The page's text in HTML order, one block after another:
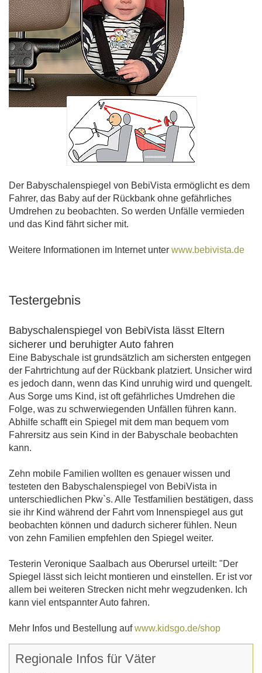
Der Babyschalenspiegel von BebiVista ermöglicht es dem
Fahrer, das Baby auf der Rückbank ohne gefährliches
Umdrehen zu beobachten. So werden Unfälle vermieden
und das Kind fährt sicher mit.
Weitere Informationen im Internet unter www.bebivista.de
Testergebnis
Babyschalenspiegel von BebiVista lässt Eltern
sicherer und beruhigter Auto fahren
Eine Babyschale ist grundsätzlich am sichersten entgegen
der Fahrtrichtung auf der Rückbank platziert. Unsicher wird
es jedoch dann, wenn das Kind unruhig wird und quengelt.
Aus Sorge ums Kind, ist oft gefährliches Umdrehen die
Folge, was zu schwerwiegenden Unfällen führen kann.
Abhilfe schafft ein Spiegel mit dem man bequem vom
Fahrersitz aus sein Kind in der Babyschale beobachten
kann.
Zehn mobile Familien wollten es genauer wissen und
testeten den Babyschalenspiegel von BebiVista in
unterschiedlichen Pkw`s. Alle Testfamilien bestätigen, dass
sie ihr Kind während der Fahrt vom Innenspiegel aus gut
beobachten können und dadurch sicherer fühlen. Neun
von zehn Familien empfehlen den Spiegel weiter.
Testerin Veronique Saalbach aus Oberursel urteilt: "Der
Spiegel lässt sich leicht montieren und einstellen. Er ist vor
allem bei weiteren Strecken nicht mehr wegzudenken. Ich
kann viel entspannter Auto fahren.
Mehr Infos und Bestellung aufwww.kidsgo.de/shop
Regionale Infos für Väter